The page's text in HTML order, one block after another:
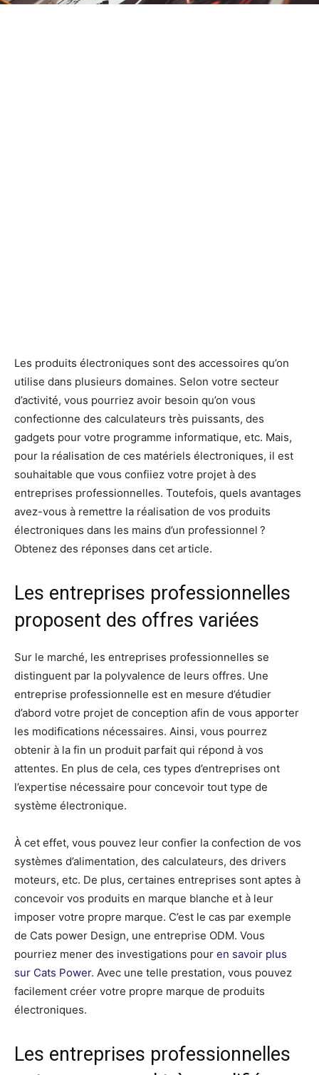
Les produits électroniques sont des accessoires qu’on
utilise dans plusieurs domaines. Selon votre secteur
d’activité, vous pourriez avoir besoin qu’on vous
confectionne des calculateurs très puissants, des
gadgets pour votre programme informatique, etc. Mais,
pour la réalisation de ces matériels électroniques, il est
souhaitable que vous confiiez votre projet à des
entreprises professionnelles. Toutefois, quels avantages
avez-vous à remettre la réalisation de vos produits
électroniques dans les mains d’un professionnel ?
Obtenez des réponses dans cet article.
Les entreprises professionnelles
proposent des offres variées
Sur le marché, les entreprises professionnelles se
distinguent par la polyvalence de leurs offres. Une
entreprise professionnelle est en mesure d’étudier
d’abord votre projet de conception afin de vous apporter
les modifications nécessaires. Ainsi, vous pourrez
obtenir à la fin un produit parfait qui répond à vos
attentes. En plus de cela, ces types d’entreprises ont
l’expertise nécessaire pour concevoir tout type de
système électronique.
À cet effet, vous pouvez leur confier la confection de vos
systèmes d’alimentation, des calculateurs, des drivers
moteurs, etc. De plus, certaines entreprises sont aptes à
concevoir vos produits en marque blanche et à leur
imposer votre propre marque. C’est le cas par exemple
de Cats power Design, une entreprise ODM. Vous
pourriez mener des investigations pour en savoir plus
sur Cats Power. Avec une telle prestation, vous pouvez
facilement créer votre propre marque de produits
électroniques.
Les entreprises professionnelles